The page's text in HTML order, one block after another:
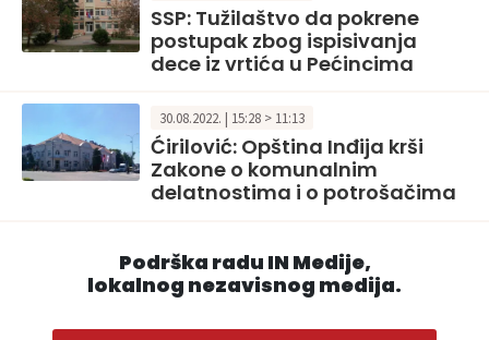
SSP: Tužilaštvo da pokrene
postupak zbog ispisivanja
dece iz vrtića u Pećincima
30.08.2022. | 15:28 > 11:13
Ćirilović: Opština Inđija krši
Zakone o komunalnim
delatnostima i o potrošačima
Podrška radu IN Medije,
lokalnog nezavisnog medija.